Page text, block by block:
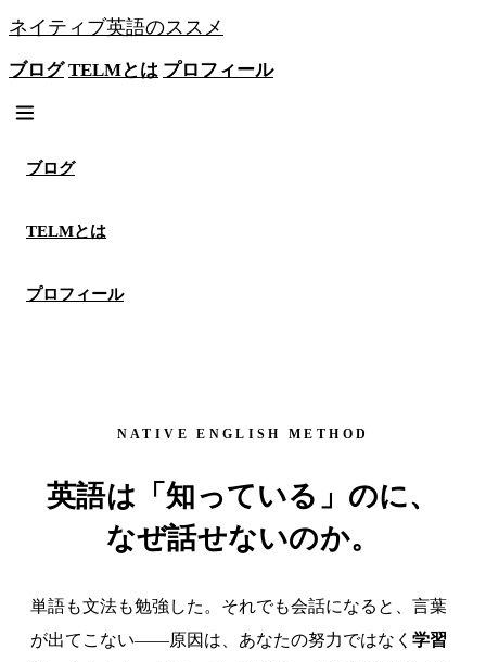
ネイティブ英語のススメ
ブログ TELMとは プロフィール
ブログ
TELMとは
プロフィール
NATIVE ENGLISH METHOD
英語は「知っている」のに、
なぜ話せないのか。
単語も文法も勉強した。それでも会話になると、言葉
が出てこない——原因は、あなたの努力ではなく 学習